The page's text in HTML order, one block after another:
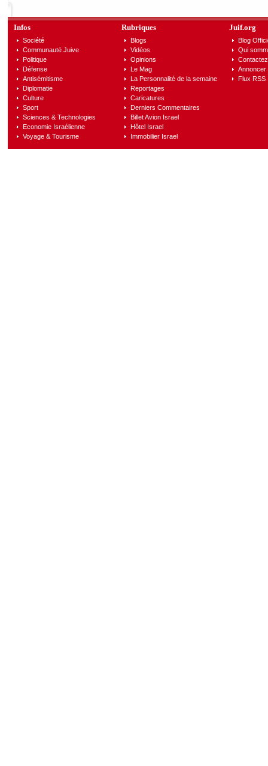
Infos
Société
Communauté Juive
Politique
Défense
Antisémitisme
Diplomatie
Culture
Sport
Sciences & Technologies
Economie Israélienne
Voyage & Tourisme
Rubriques
Blogs
Vidéos
Opinions
Le Mag
La Personnalité de la semaine
Reportages
Caricatures
Derniers Commentaires
Billet Avion Israel
Hôtel Israel
Immobilier Israel
Juif.org
Blog
Qui
Annoncer
Flux RSS